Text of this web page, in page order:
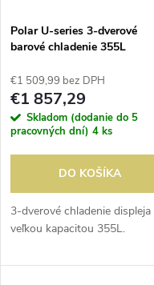
e
p
r
o
d
u
s
p
r
o
d
u
k
Polar U-series 3-dverové
barové chladenie 355L
€1 509,99 bez DPH
€1 857,29
Skladom (dodanie do 5
pracovných dní) 4 ks
DO KOŠÍKA
3-dverové chladenie displeja
veľkou kapacitou 355L.